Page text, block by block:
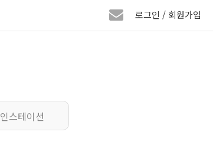
로그인 / 회원가입
인스테이션